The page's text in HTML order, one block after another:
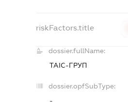
riskFactors.title
dossier.fullName:
ТАІС-ГРУП
dossier.opfSubType: